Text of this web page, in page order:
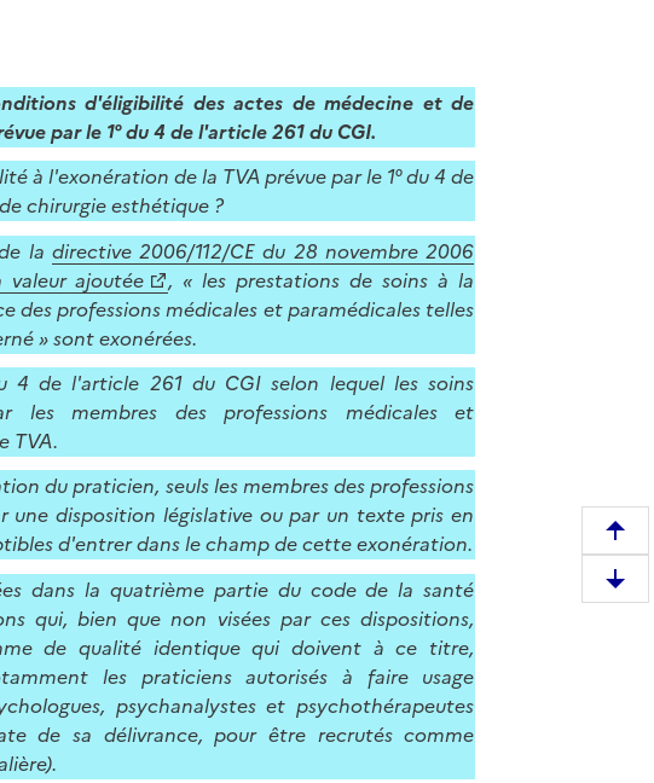
d'éligibilité des actes de médecine et de
par le 1° du 4 de l'article 261 du CGI.
à l'exonération de la TVA prévue par le 1° du 4 de
chirurgie esthétique ?
la directive 2006/112/CE du 28 novembre 2006
ajoutée
, « les prestations de soins à la
des professions médicales et paramédicales telles
» sont exonérées.
4 de l'article 261 du CGI selon lequel les soins
les membres des professions médicales et
TVA.
du praticien, seuls les membres des professions
une disposition législative ou par un texte pris en
d'entrer dans le champ de cette exonération.
dans la quatrième partie du code de la santé
qui, bien que non visées par ces dispositions,
de qualité identique qui doivent à ce titre,
les praticiens autorisés à faire usage
psychanalystes et psychothérapeutes
de sa délivrance, pour être recrutés comme
e
m
D